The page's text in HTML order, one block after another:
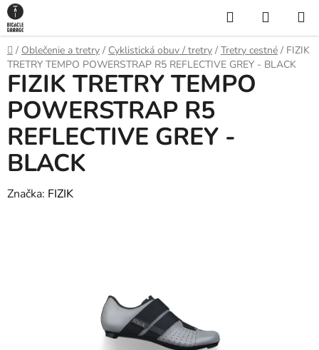
Prejsť
na
obsah
Hľadať
KOŠÍK
Domov
/ Oblečenie a tretry / Cyklistická obuv / tretry / Tretry cestné / FIZIK
TRETRY TEMPO POWERSTRAP R5 REFLECTIVE GREY - BLACK
FIZIK TRETRY TEMPO
POWERSTRAP R5
REFLECTIVE GREY -
BLACK
Značka: FIZIK